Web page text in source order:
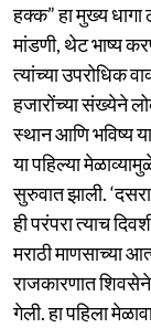
हक्क” हा मुख्य धागा
मांडणी, थेट भाष्य
त्यांच्या उपरोधिक
हजारोंच्या संख्येने
स्थान आणि भविष्य
या पहिल्या
सुरुवात झाली.
ही परंपरा त्याच
मराठी माणसाच्या
राजकारणात
गेली. हा पहिला